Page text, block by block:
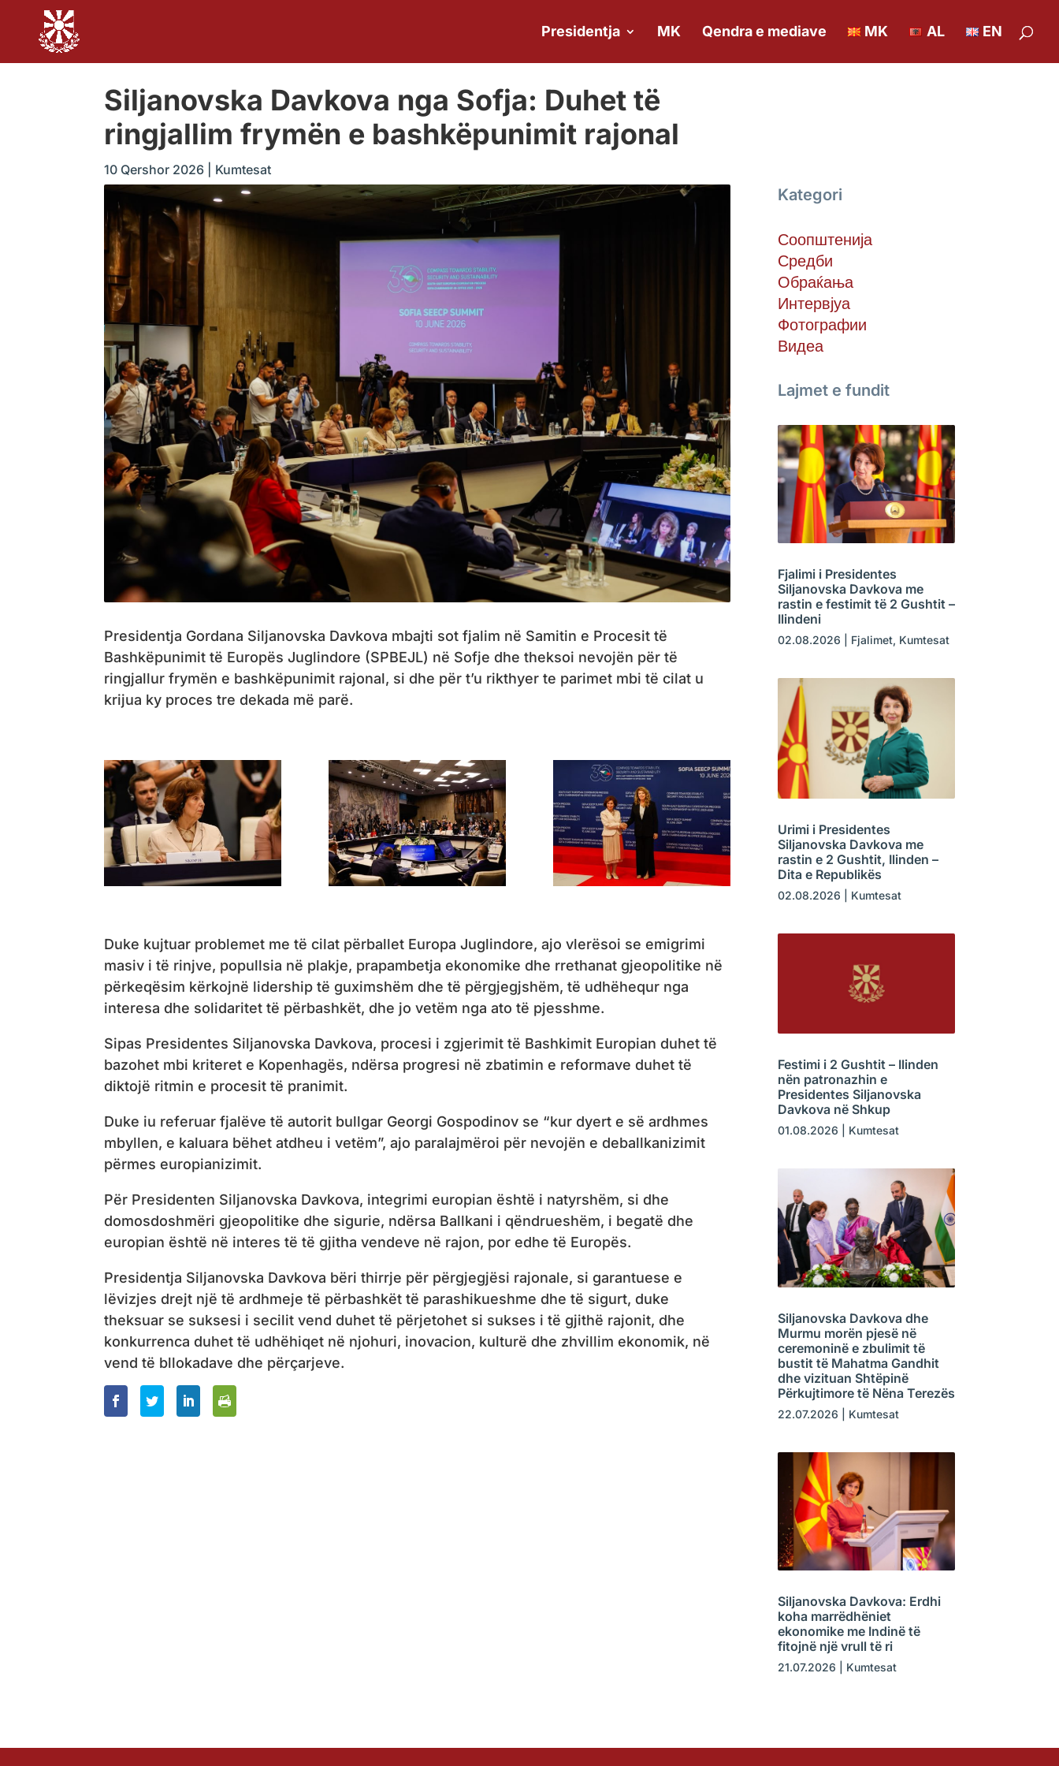
Presidentja MK Qendra e mediave MK AL EN
Siljanovska Davkova nga Sofja: Duhet të
ringjallim frymën e bashkëpunimit rajonal
10 Qershor 2026 Kumtesat
Presidentja Gordana Siljanovska Davkova mbajti sot fjalim në Samitin e Procesit të
Bashkëpunimit të Europës Juglindore (SPBEJL) në Sofje dhe theksoi nevojën për të
ringjallur frymën e bashkëpunimit rajonal, si dhe për t’u rikthyer te parimet mbi të cilat u
krijua ky proces tre dekada më parë.
Duke kujtuar problemet me të cilat përballet Europa Juglindore, ajo vlerësoi se emigrimi
masiv i të rinjve, popullsia në plakje, prapambetja ekonomike dhe rrethanat gjeopolitike në
përkeqësim kërkojnë lidership të guximshëm dhe të përgjegjshëm, të udhëhequr nga
interesa dhe solidaritet të përbashkët, dhe jo vetëm nga ato të pjesshme.
Sipas Presidentes Siljanovska Davkova, procesi i zgjerimit të Bashkimit Europian duhet të
bazohet mbi kriteret e Kopenhagës, ndërsa progresi në zbatimin e reformave duhet të
diktojë ritmin e procesit të pranimit.
Duke iu referuar fjalëve të autorit bullgar Georgi Gospodinov se “kur dyert e së ardhmes
mbyllen, e kaluara bëhet atdheu i vetëm”, ​​ajo paralajmëroi për nevojën e deballkanizimit
përmes europianizimit.
Për Presidenten Siljanovska Davkova, integrimi europian është i natyrshëm, si dhe
domosdoshmëri gjeopolitike dhe sigurie, ndërsa Ballkani i qëndrueshëm, i begatë dhe
europian është në interes të të gjitha vendeve në rajon, por edhe të Europës.
Presidentja Siljanovska Davkova bëri thirrje për përgjegjësi rajonale, si garantuese e
lëvizjes drejt një të ardhmeje të përbashkët të parashikueshme dhe të sigurt, duke
theksuar se suksesi i secilit vend duhet të përjetohet si sukses i të gjithë rajonit, dhe
konkurrenca duhet të udhëhiqet në njohuri, inovacion, kulturë dhe zhvillim ekonomik, në
vend të bllokadave dhe përçarjeve.
Kategori
Соопштенија
Средби
Обраќања
Интервјуа
Фотографии
Видеа
Lajmet e fundit
Fjalimi i Presidentes
Siljanovska Davkova me
rastin e festimit të 2 Gushtit –
Ilindeni
02.08.2026 Fjalimet, Kumtesat
Urimi i Presidentes
Siljanovska Davkova me
rastin e 2 Gushtit, Ilinden –
Dita e Republikës
02.08.2026 Kumtesat
Festimi i 2 Gushtit – Ilinden
nën patronazhin e
Presidentes Siljanovska
Davkova në Shkup
01.08.2026 Kumtesat
Siljanovska Davkova dhe
Murmu morën pjesë në
ceremoninë e zbulimit të
bustit të Mahatma Gandhit
dhe vizituan Shtëpinë
Përkujtimore të Nëna Terezës
22.07.2026 Kumtesat
Siljanovska Davkova: Erdhi
koha marrëdhëniet
ekonomike me Indinë të
fitojnë një vrull të ri
21.07.2026 Kumtesat